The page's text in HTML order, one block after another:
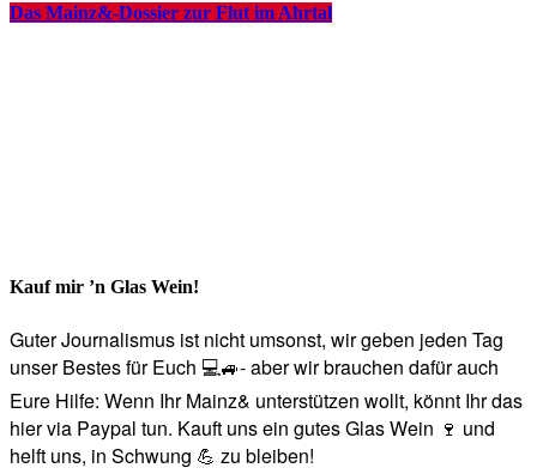
Das Mainz&-Dossier zur Flut im Ahrtal
Kauf mir ’n Glas Wein!
Guter Journalismus ist nicht umsonst, wir geben jeden Tag
unser Bestes für Euch 💻🚙- aber wir brauchen dafür auch
Eure Hilfe: Wenn Ihr Mainz& unterstützen wollt, könnt Ihr das
hier via Paypal tun. Kauft uns ein gutes Glas Wein 🍷 und
helft uns, in Schwung 💪 zu bleiben!